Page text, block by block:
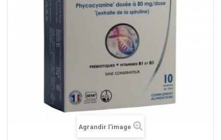
Agrandir l'image